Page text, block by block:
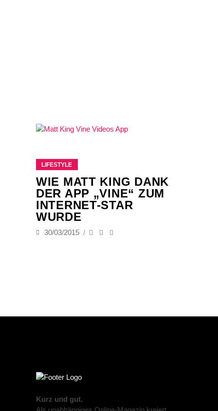
LIFESTYLE
WIE MATT KING DANK
DER APP „VINE“ ZUM
INTERNET-STAR
WURDE
30/03/2015
Kurz und gut.